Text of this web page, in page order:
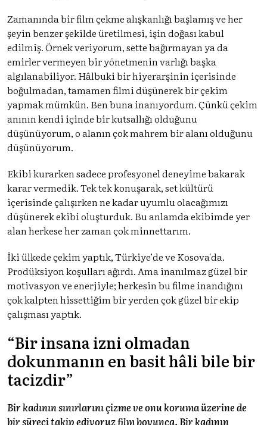
Zamanında bir film çekme alışkanlığı başlamış ve her
şeyin benzer şekilde üretilmesi, işin doğası kabul
edilmiş. Örnek veriyorum, sette bağırmayan ya da
emirler vermeyen bir yönetmenin varlığı başka
algılanabiliyor. Hâlbuki bir hiyerarşinin içerisinde
boğulmadan, tamamen filmi düşünerek bir çekim
yapmak mümkün. Ben buna inanıyordum. Çünkü çekim
anının kendi içinde bir kutsallığı olduğunu
düşünüyorum, o alanın çok mahrem bir alanı olduğunu
düşünüyorum.
Ekibi kurarken sadece profesyonel deneyime bakarak
karar vermedik. Tek tek konuşarak, set kültürü
içerisinde çalışırken ne kadar uyumlu olacağımızı
düşünerek ekibi oluşturduk. Bu anlamda ekibimde yer
alan herkese her zaman çok minnettarım.
İki ülkede çekim yaptık, Türkiye’de ve Kosova'da.
Prodüksiyon koşulları ağırdı. Ama inanılmaz güzel bir
motivasyon ve enerjiyle; herkesin bu filme inandığını
çok kalpten hissettiğim bir yerden çok güzel bir ekip
çalışması yaptık.
“Bir insana izni olmadan
dokunmanın en basit hâli bile bir
tacizdir”
Bir kadının sınırlarını çizme ve onu koruma üzerine de
bir süreci takip ediyoruz film boyunca. Bir kadının